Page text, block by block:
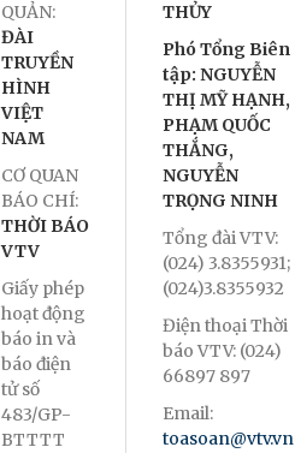
QUẢN:
ĐÀI
TRUYỀN
HÌNH
VIỆT
NAM
CƠ QUAN
BÁO CHÍ:
THỜI BÁO
VTV
Giấy phép
hoạt động
báo in và
báo điện
tử số
483/GP-
BTTTT
THỦY
Phó Tổng Biên
tập: NGUYỄN
THỊ MỸ HẠNH,
PHẠM QUỐC
THẮNG,
NGUYỄN
TRỌNG NINH
Tổng đài VTV:
(024) 3.8355931;
(024)3.8355932
Điện thoại Thời
báo VTV: (024)
66897 897
Email:
toasoan@vtv.vn